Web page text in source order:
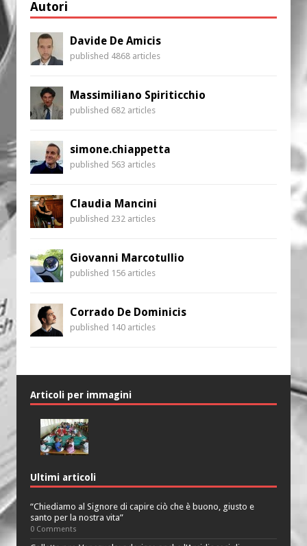
Autori
Davide De Amicis
published 4868 articles
Massimiliano Spiriticchio
published 682 articles
simone.chiappetta
published 563 articles
Claudia Mancini
published 232 articles
Giovanni Marcotullio
published 156 articles
Corrado De Dominicis
published 140 articles
Articoli per immagini
Ultimi articoli
“Chiediamo al Signore di capire ciò che è buono, giusto e
santo per la nostra vita”
0 Comments